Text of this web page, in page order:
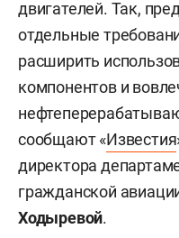
двигателей. Так,
отдельные
расширить
компонентов и
сообщают «Известия
директора
гражданской
Ходыревой.